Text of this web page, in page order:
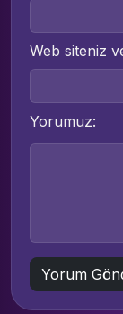
Web siteniz
Yorumuz: